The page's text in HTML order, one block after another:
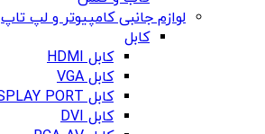
لوازم جانبی کامپیوتر و لپ تاپ
کابل
کابل HDMI
کابل VGA
کابل DISPLAY PORT
کابل DVI